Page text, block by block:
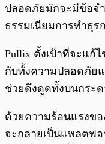
ปลอดภัยมักจะมีข้อจ
ธรรมเนียมการทำธุร
Pullix ตั้งเป้าที่จะแก้
กับทั้งความปลอดภัย
ช่วยดึงดูดทั้งบนกระด
ด้วยความร้อนแรงขอ
จะกลายเป็นแพลตฟ